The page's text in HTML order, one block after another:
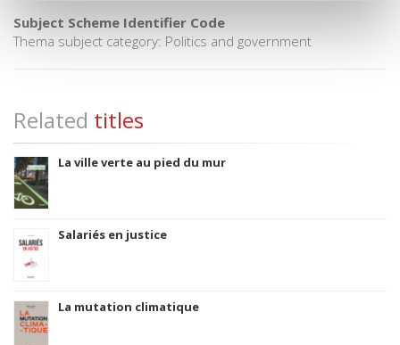
Subject Scheme Identifier Code
Thema subject category: Politics and government
Related titles
La ville verte au pied du mur
Salariés en justice
La mutation climatique